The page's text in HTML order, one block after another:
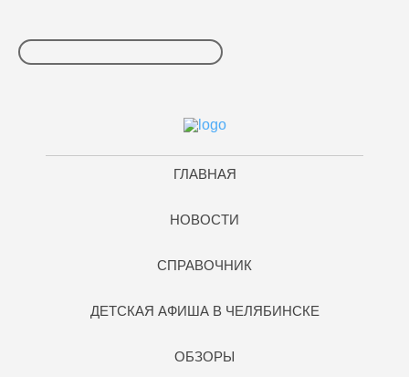
ГЛАВНАЯ
НОВОСТИ
СПРАВОЧНИК
ДЕТСКАЯ АФИША В ЧЕЛЯБИНСКЕ
ОБЗОРЫ